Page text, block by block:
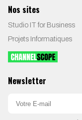
Nos sites
Studio IT for Business
Projets Informatiques
Newsletter